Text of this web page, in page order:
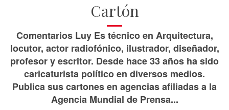
Cartón
Comentarios Luy Es técnico en Arquitectura,
locutor, actor radiofónico, ilustrador, diseñador,
profesor y escritor. Desde hace 33 años ha sido
caricaturista político en diversos medios.
Publica sus cartones en agencias afiliadas a la
Agencia Mundial de Prensa...